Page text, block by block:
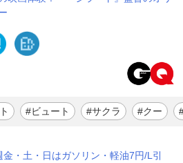
#ビュート #サクラ #クー
金・土・日はガソリン・軽油7円/L引